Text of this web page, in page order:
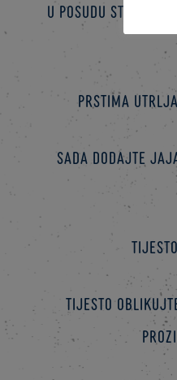
U posudu stavite
Prstima
Sada dodajte
Tijesto